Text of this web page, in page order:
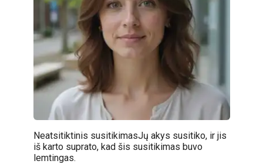
Neatsitiktinis susitikimasJų akys susitiko, ir jis
iš karto suprato, kad šis susitikimas buvo
lemtingas.